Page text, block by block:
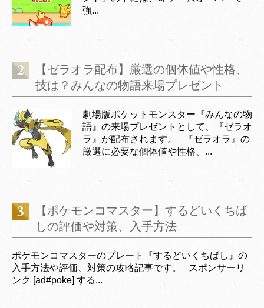
強...
【ゼラオラ配布】厳選の個体値や性格、
技は？みんなの物語来場プレゼント
劇場版ポケットモンスター『みんなの物
語』の来場プレゼントとして、『ゼラオ
ラ』が配布されます。 『ゼラオラ』の
厳選に必要な個体値や性格、...
【ポケモンコマスター】するどいくちば
しの評価や対策、入手方法
ポケモンコマスターのプレート『するどいくちばし』の
入手方法や評価、対策の攻略記事です。 スポンサーリ
ンク [ad#poke] する...